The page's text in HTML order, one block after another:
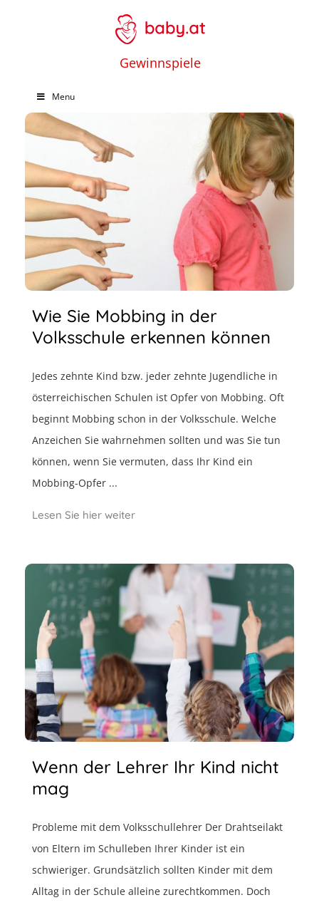
Gewinnspiele
Menu
Wie Sie Mobbing in der
Volksschule erkennen können
Jedes zehnte Kind bzw. jeder zehnte Jugendliche in
österreichischen Schulen ist Opfer von Mobbing. Oft
beginnt Mobbing schon in der Volksschule. Welche
Anzeichen Sie wahrnehmen sollten und was Sie tun
können, wenn Sie vermuten, dass Ihr Kind ein
Mobbing-Opfer ...
Lesen Sie hier weiter
Wenn der Lehrer Ihr Kind nicht
mag
Probleme mit dem Volksschullehrer Der Drahtseilakt
von Eltern im Schulleben Ihrer Kinder ist ein
schwieriger. Grundsätzlich sollten Kinder mit dem
Alltag in der Schule alleine zurechtkommen. Doch